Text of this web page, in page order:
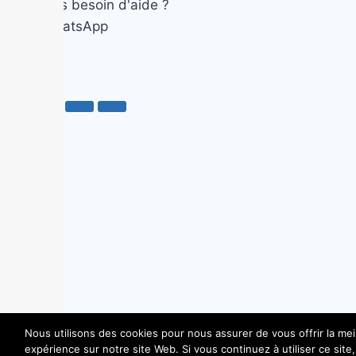
Avez-vous besoin d'aide ?
Ouvrir WhatsApp
Nous utilisons des cookies pour nous assurer de vous offrir la
expérience sur notre site Web. Si vous continuez à utiliser ce